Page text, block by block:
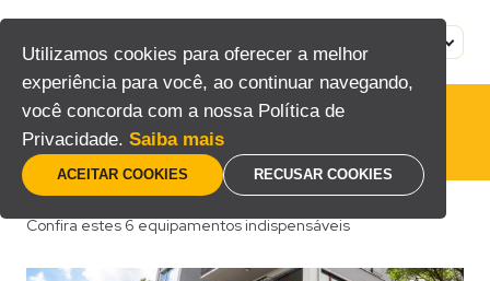
Utilizamos cookies para oferecer a melhor
experiência para você, ao continuar navegando,
você concorda com a nossa Política de
Privacidade. Saiba mais
RECUSAR COOKIES
ACEITAR COOKIES
conteúdo
Home/Blog/Consumidor
Seu condomínio está seguro?
Confira estes 6 equipamentos indispensáveis